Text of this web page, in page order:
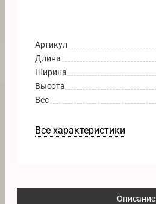
Артикул
Длина
Ширина
Высота
Вес
Все характеристики
Описание